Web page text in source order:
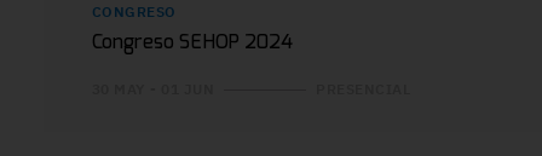
CONGRESO
Congreso SEHOP 2024